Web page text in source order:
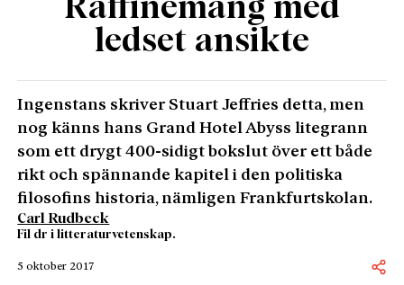
Raffinemang med
ledset ansikte
Ingenstans skriver Stuart Jeffries detta, men
nog känns hans Grand Hotel Abyss litegrann
som ett drygt 400-sidigt bokslut över ett både
rikt och spännande kapitel i den politiska
filosofins historia, nämligen Frankfurtskolan.
Carl Rudbeck
Fil dr i litteraturvetenskap.
5 oktober 2017